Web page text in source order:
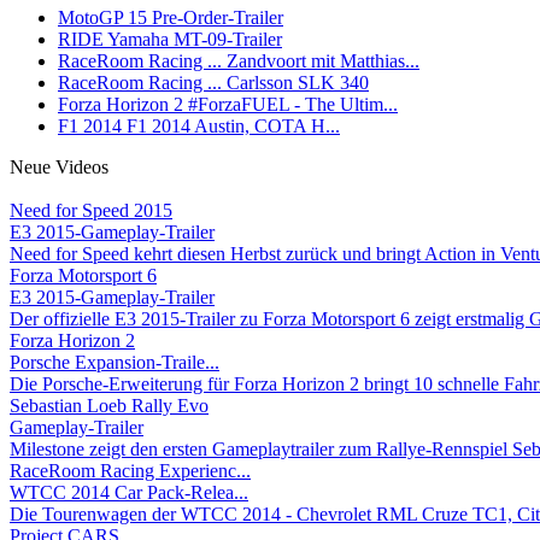
MotoGP 15 Pre-Order-Trailer
RIDE Yamaha MT-09-Trailer
RaceRoom Racing ... Zandvoort mit Matthias...
RaceRoom Racing ... Carlsson SLK 340
Forza Horizon 2 #ForzaFUEL - The Ultim...
F1 2014 F1 2014 Austin, COTA H...
Neue Videos
Need for Speed 2015
E3 2015-Gameplay-Trailer
Need for Speed kehrt diesen Herbst zurück und bringt Action in
Forza Motorsport 6
E3 2015-Gameplay-Trailer
Der offizielle E3 2015-Trailer zu Forza Motorsport 6 zeigt erstmalig
Forza Horizon 2
Porsche Expansion-Traile...
Die Porsche-Erweiterung für Forza Horizon 2 bringt 10 schnelle
Sebastian Loeb Rally Evo
Gameplay-Trailer
Milestone zeigt den ersten Gameplaytrailer zum Rallye-Rennspiel
RaceRoom Racing Experienc...
WTCC 2014 Car Pack-Relea...
Die Tourenwagen der WTCC 2014 - Chevrolet RML Cruze TC1,
Project CARS